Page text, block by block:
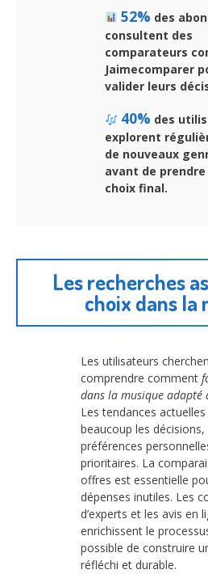
52% des
consultent des
comparateurs
Jaimecomparer
valider leurs
40% des
explorent
de nouveaux
avant de prendre
choix final.
Les recherches
choix dans la
Les utilisateurs
comprendre comment
dans la musique adapté
Les tendances
beaucoup les décisions,
préférences
prioritaires. La
offres est essentielle
dépenses inutiles. Les
d’experts et les avis en
enrichissent le
possible de construire
réfléchi et durable.